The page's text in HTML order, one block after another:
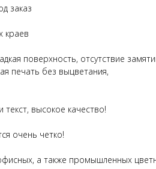
заказ
краев
поверхность, отсутствие
печать без выцветания,
текст, высокое качество!
очень четко!
а также промышленных